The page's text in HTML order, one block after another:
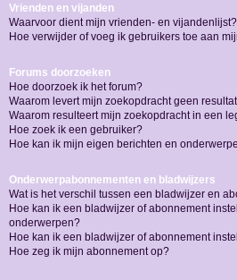
Vrienden en vijanden
Waarvoor dient mijn vrienden- en vijandenlijst?
Hoe verwijder of voeg ik gebruikers toe aan
Forums doorzoeken
Hoe doorzoek ik het forum?
Waarom levert mijn zoekopdracht geen
Waarom resulteert mijn zoekopdracht in een
Hoe zoek ik een gebruiker?
Hoe kan ik mijn eigen berichten en
Onderwerpabonnementen en bladwijzers
Wat is het verschil tussen een bladwijzer en
Hoe kan ik een bladwijzer of abonnement
onderwerpen?
Hoe kan ik een bladwijzer of abonnement
Hoe zeg ik mijn abonnement op?